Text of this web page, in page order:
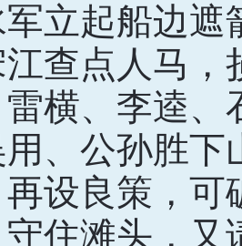
立起船边
查点人马，
横、李逵
、公孙胜
设良策，
住滩头，又